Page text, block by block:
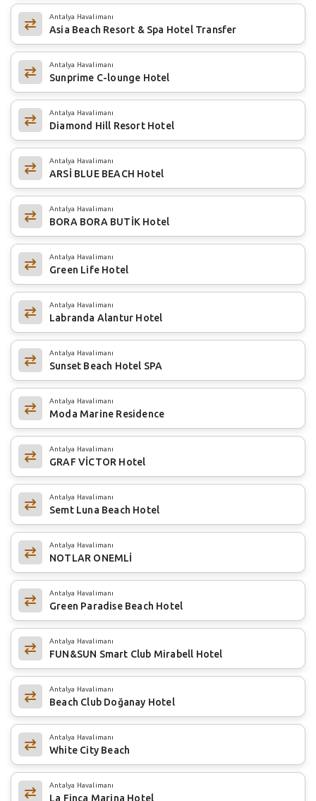
Antalya Havalimanı
Asia Beach Resort & Spa Hotel Transfer
Antalya Havalimanı
Sunprime C-lounge Hotel
Antalya Havalimanı
Diamond Hill Resort Hotel
Antalya Havalimanı
ARSİ BLUE BEACH Hotel
Antalya Havalimanı
BORA BORA BUTİK Hotel
Antalya Havalimanı
Green Life Hotel
Antalya Havalimanı
Labranda Alantur Hotel
Antalya Havalimanı
Sunset Beach Hotel SPA
Antalya Havalimanı
Moda Marine Residence
Antalya Havalimanı
GRAF VİCTOR Hotel
Antalya Havalimanı
Semt Luna Beach Hotel
Antalya Havalimanı
NOTLAR ONEMLİ
Antalya Havalimanı
Green Paradise Beach Hotel
Antalya Havalimanı
FUN&SUN Smart Club Mirabell Hotel
Antalya Havalimanı
Beach Club Doğanay Hotel
Antalya Havalimanı
White City Beach
Antalya Havalimanı
La Finca Marina Hotel